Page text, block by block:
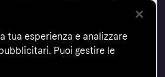
tua esperienza e analizzare
Puoi gestire le